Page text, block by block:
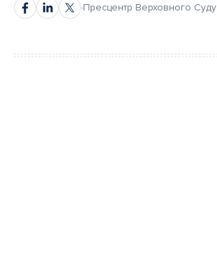
Пресцентр Верховного Суду